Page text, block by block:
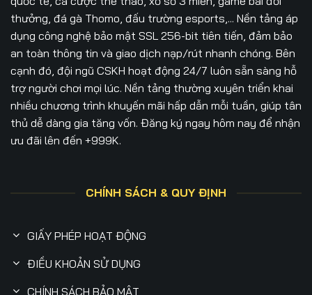
thưởng, đá gà Thomo, đấu trường esports,... Nền tảng áp
dụng công nghệ bảo mật SSL 256-bit tiên tiến, đảm bảo
an toàn thông tin và giao dịch nạp/rút nhanh chóng. Bên
cạnh đó, đội ngũ CSKH hoạt động 24/7 luôn sẵn sàng hỗ
trợ người chơi mọi lúc. Nền tảng thường xuyên triển khai
nhiều chương trình khuyến mãi hấp dẫn mỗi tuần, giúp tân
thủ dễ dàng gia tăng vốn. Đăng ký ngay hôm nay để nhận
ưu đãi lên đến +999K.
CHÍNH SÁCH & QUY ĐỊNH
GIẤY PHÉP HOẠT ĐỘNG
ĐIỀU KHOẢN SỬ DỤNG
CHÍNH SÁCH BẢO MẬT